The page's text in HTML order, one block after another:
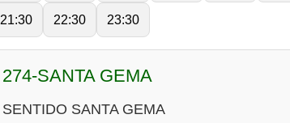
21:30 22:30 23:30
274-SANTA GEMA
SENTIDO SANTA GEMA